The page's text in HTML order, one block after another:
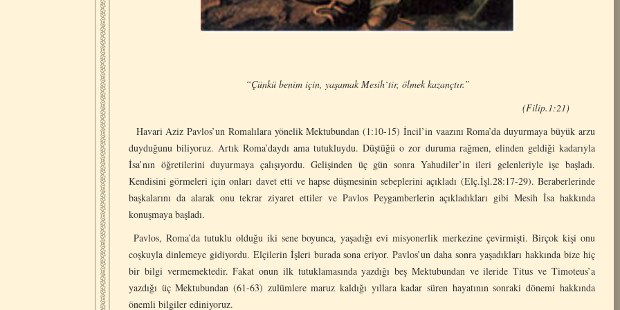
“Çünkü benim için, yaşamak Mesih`tir, ölmek kazançtır.”
(Filip.1:21)
Havari Aziz Pavlos’un Romalılara yönelik Mektubundan (1:10-15) İncil’in vaazını Roma’da duyurmaya büyük arzu
duyduğunu biliyoruz. Artık Roma’daydı ama tutukluydu. Düştüğü o zor duruma rağmen, elinden geldiği kadarıyla
İsa’nın öğretilerini duyurmaya çalışıyordu. Gelişinden üç gün sonra Yahudiler’in ileri gelenleriyle işe başladı.
Kendisini görmeleri için onları davet etti ve hapse düşmesinin sebeplerini açıkladı (Elç.İşl.28:17-29). Beraberlerinde
başkalarını da alarak onu tekrar ziyaret ettiler ve Pavlos Peygamberlerin açıkladıkları gibi Mesih İsa hakkında
konuşmaya başladı.
Pavlos, Roma’da tutuklu olduğu iki sene boyunca, yaşadığı evi misyonerlik merkezine çevirmişti. Birçok kişi onu
coşkuyla dinlemeye gidiyordu. Elçilerin İşleri burada sona eriyor. Pavlos’un daha sonra yaşadıkları hakkında bize hiç
bir bilgi vermemektedir. Fakat onun ilk tutuklamasında yazdığı beş Mektubundan ve ileride Titus ve Timoteus’a
yazdığı üç Mektubundan (61-63) zulümlere maruz kaldığı yıllara kadar süren hayatının sonraki dönemi hakkında
önemli bilgiler ediniyoruz.